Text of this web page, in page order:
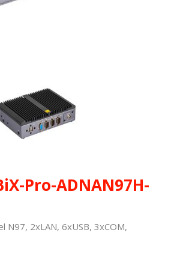
Pro-ADNAN97H-
N97, 2xLAN, 6xUSB, 3xCOM,